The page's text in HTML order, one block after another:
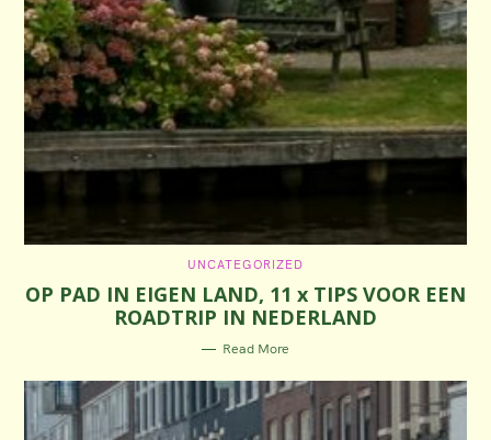
C
T
E
O
R
I
S
UNCATEGORIZED
OP PAD IN EIGEN LAND, 11 x TIPS VOOR EEN
ROADTRIP IN NEDERLAND
Read More